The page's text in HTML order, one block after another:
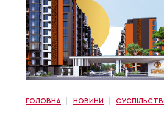
ГОЛОВНА НОВИНИ